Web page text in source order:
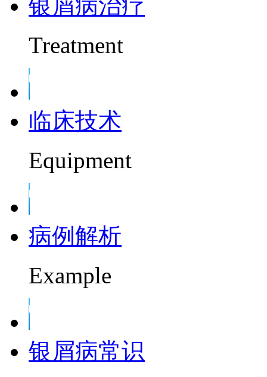
银屑病治疗
Treatment
临床技术
Equipment
病例解析
Example
银屑病常识